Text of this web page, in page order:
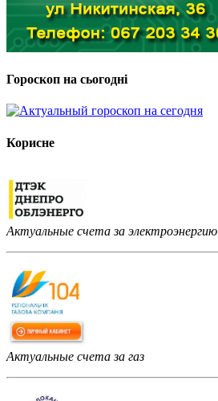
Гороскоп на сьогодні
Корисне
Актуальные счета за электроэнергию
Актуальные счета за газ